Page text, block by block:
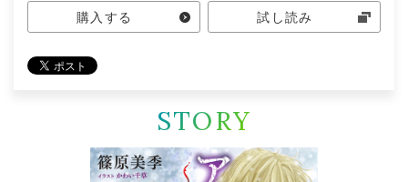
購入する 試し読み
STORY